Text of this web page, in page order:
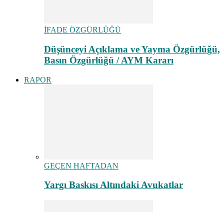
İFADE ÖZGÜRLÜĞÜ
Düşünceyi Açıklama ve Yayma Özgürlüğü,
Basın Özgürlüğü / AYM Kararı
RAPOR
GEÇEN HAFTADAN
Yargı Baskısı Altındaki Avukatlar